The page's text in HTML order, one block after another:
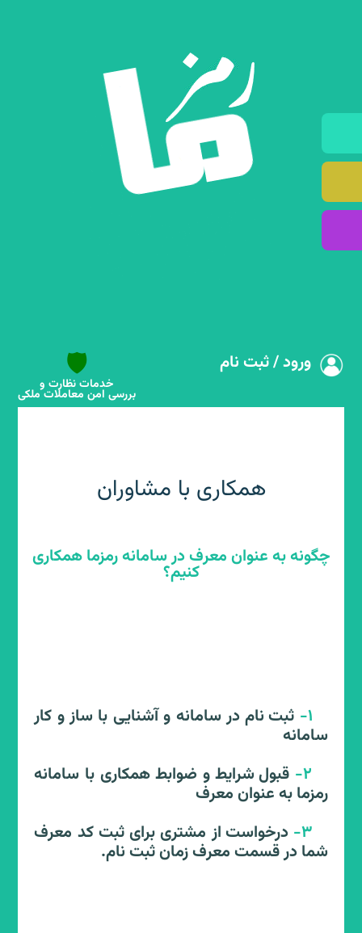
ورود / ثبت نام 🛡️
خدمات نظارت و
بررسی امن معاملات ملکی
همکاری با مشاوران
چگونه به عنوان معرف در سامانه رمزما همکاری
کنیم؟
ثبت نام در سامانه و آشنایی با ساز و کار
سامانه
قبول شرایط و ضوابط همکاری با سامانه
رمزما به عنوان معرف
درخواست از مشتری برای ثبت کد معرف
شما در قسمت معرف زمان ثبت نام.